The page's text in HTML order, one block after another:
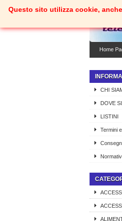
Home
CHI
DOVE
LISTINI
Termini
Questo sito utilizza cookie,